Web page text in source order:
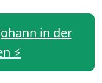
in der
⚡️